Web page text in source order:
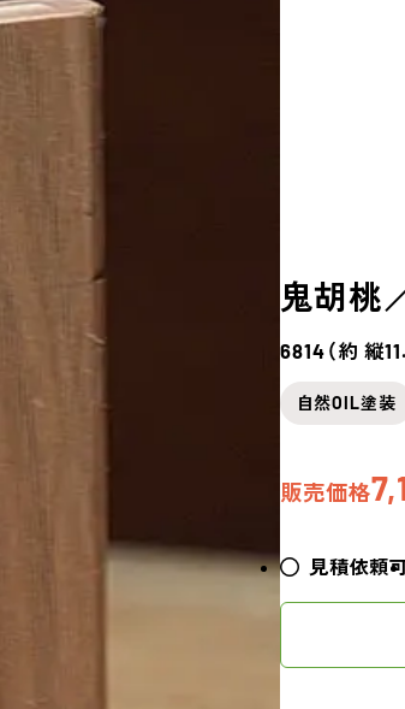
鬼胡桃
6814（約 縦
自然OIL塗装
販売価格
見積依頼